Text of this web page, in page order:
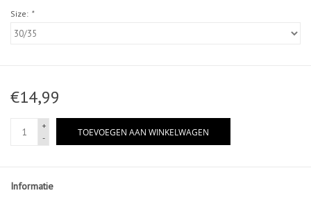
Size: *
€14,99
+
-
TOEVOEGEN AAN WINKELWAGEN
Informatie